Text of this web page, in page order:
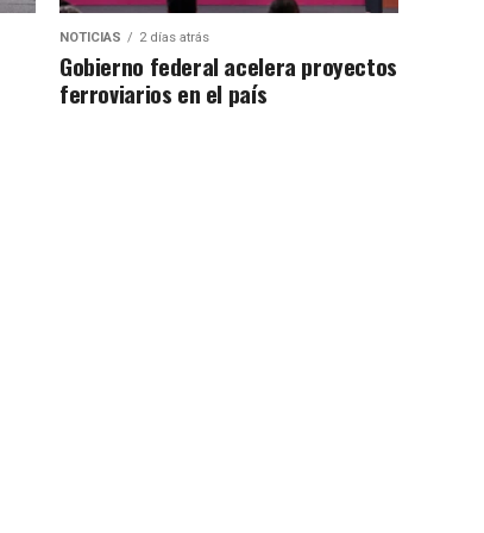
NOTICIAS 2 días atrás
Gobierno federal acelera proyectos
ferroviarios en el país